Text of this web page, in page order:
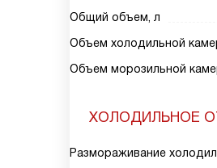
Общий объем, л
Объем холодильной
Объем морозильной
ХОЛОДИЛЬНОЕ
Размораживание